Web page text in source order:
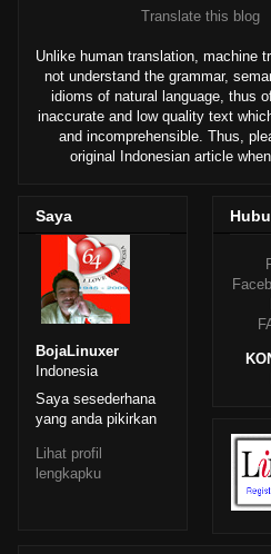
Translate this blog
Unlike human translation, machine
not understand the grammar,
idioms of natural language, thus
inaccurate and low quality text
and incomprehensible. Thus,
original Indonesian article
Saya
BojaLinuxer
Indonesia
Saya sesederhana
yang anda pikirkan
Lihat profil
lengkapku